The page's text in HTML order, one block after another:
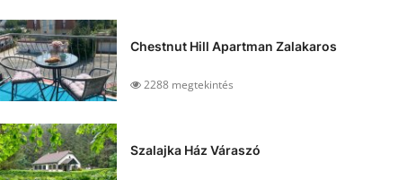
Chestnut Hill Apartman Zalakaros
2288 megtekintés
Szalajka Ház Váraszó